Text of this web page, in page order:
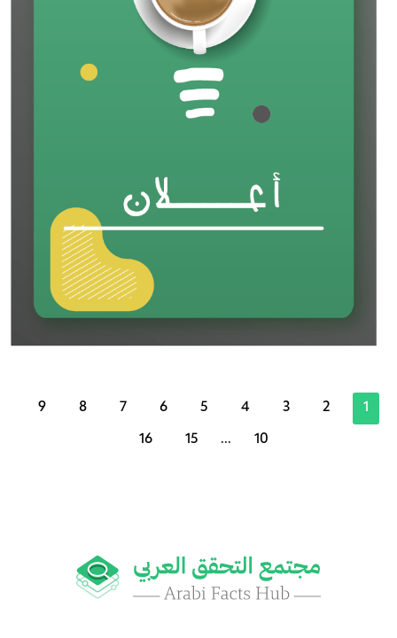
1
2
3
4
5
6
7
8
9
10
...
15
16